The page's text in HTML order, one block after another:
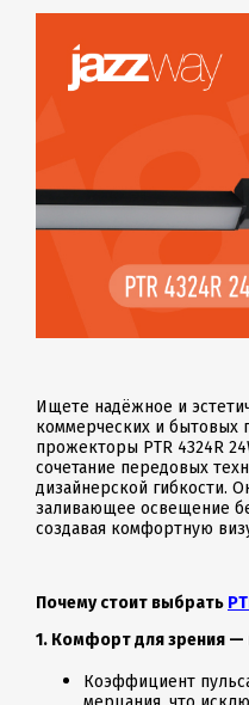
Ищете надёжное и
коммерческих и бытовых
прожекторы PTR 4324R
сочетание передовых
дизайнерской гибкости.
заливающее освещение
создавая комфортную
Почему стоит выбрать
1. Комфорт для зрения —
Коэффициент